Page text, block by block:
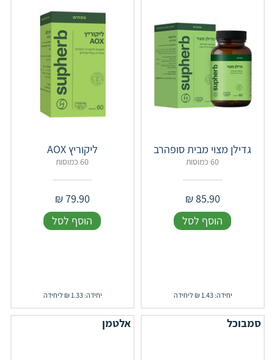
גדילן מצוי מבית סופהרב
60 כמוסות
85.90
₪
הוסף לסל
יחידה: 1.43 ₪ ליחידה
ליקוריץ AOX
60 כמוסות
79.90
₪
הוסף לסל
יחידה: 1.33 ₪ ליחידה
סמבוכל אלטמן